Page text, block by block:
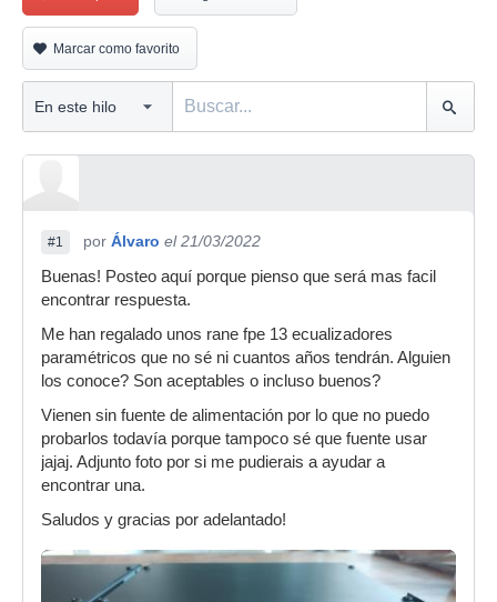
Marcar como favorito
#1 por Álvaro el 21/03/2022
Buenas! Posteo aquí porque pienso que será mas facil
encontrar respuesta.
Me han regalado unos rane fpe 13 ecualizadores
paramétricos que no sé ni cuantos años tendrán. Alguien
los conoce? Son aceptables o incluso buenos?
Vienen sin fuente de alimentación por lo que no puedo
probarlos todavía porque tampoco sé que fuente usar
jajaj. Adjunto foto por si me pudierais a ayudar a
encontrar una.
Saludos y gracias por adelantado!